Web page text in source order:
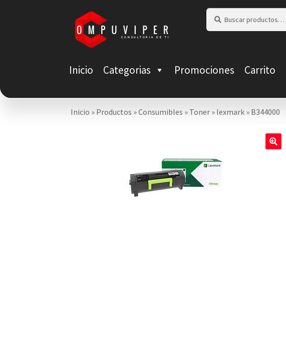
Saltar
navegación
contenido
Buscar
por:
Buscar
Inicio Categorias Promociones Carrito
Inicio » Productos »Consumibles » Toner» lexmark» B344000